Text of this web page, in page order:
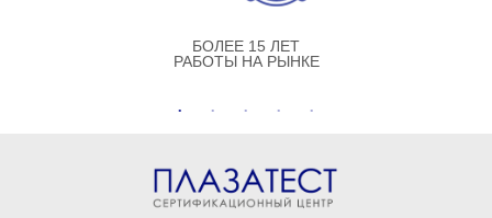
БОЛЕЕ 15 ЛЕТ
РАБОТЫ НА РЫНКЕ